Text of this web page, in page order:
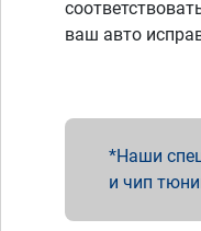
ваш авто
Наши
и чип